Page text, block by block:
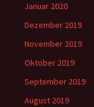
Januar 2020
Dezember 2019
November 2019
Oktober 2019
September 2019
August 2019